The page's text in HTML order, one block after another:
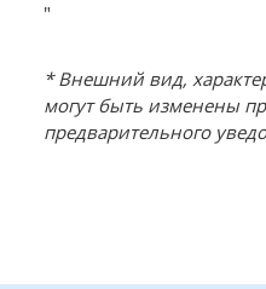
"
* Внешний вид,
могут быть изменены
предварительного